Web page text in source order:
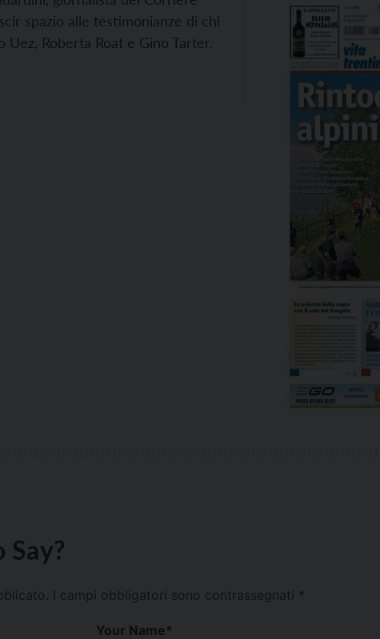
spazio alle testimonianze di chi
Roberta Roat e Gino Tarter.
Say?
I campi obbligatori sono contrassegnati *
Your Name*